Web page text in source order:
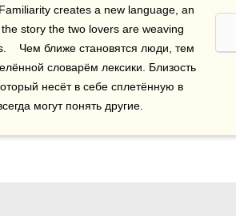
creates a new language, an
story the two lovers are weaving
Чем ближе становятся люди, тем
словарём лексики. Близость
несёт в себе сплетённую в
могут понять другие.